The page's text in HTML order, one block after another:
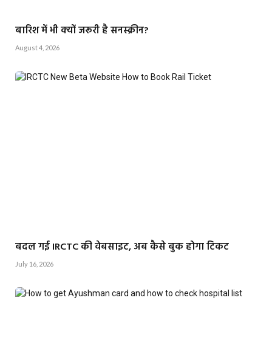
बारिश में भी क्यों जरूरी है सनस्क्रीन?
August 4, 2026
बदल गई IRCTC की वेबसाइट, अब कैसे बुक होगा टिकट
July 16, 2026